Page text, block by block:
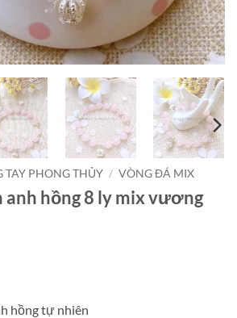
TAY PHONG THỦY / VÒNG ĐÁ MIX
anh hồng 8 ly mix vương
hồng tự nhiên